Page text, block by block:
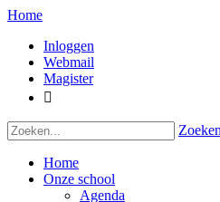
Home
Inloggen
Webmail
Magister

Zoeken
Home
Onze school
Agenda